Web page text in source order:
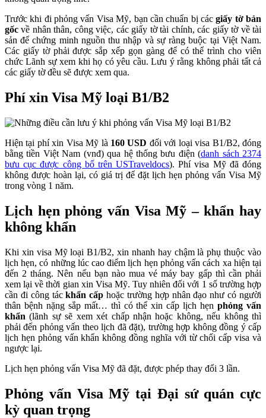
Trước khi đi phỏng vấn Visa Mỹ, bạn cần chuẩn bị cácgiấy tờ bản
gốc về nhân thân, công việc, các giấy tờ tài chính, các giấy tờ về tài
sản để chứng minh nguồn thu nhập và sự ràng buộc tại Việt Nam.
Các giấy tờ phải được sắp xếp gọn gàng để có thể trình cho viên
chức Lãnh sự xem khi họ có yêu cầu. Lưu ý rằng không phải tất cả
các giấy tờ đều sẽ được xem qua.
Phí xin Visa Mỹ loại B1/B2
Hiện tại phí xin Visa Mỹ là 160 USD đối với loại visa B1/B2, đóng
bằng tiền Việt Nam (vnđ) qua hệ thống bưu điện (danh sách 2374
bưu cục được công bố trên USTraveldocs). Phí visa Mỹ đã đóng
không được hoàn lại, có giá trị để đặt lịch hẹn phỏng vấn Visa Mỹ
trong vòng 1 năm.
Lịch hẹn phỏng vấn Visa Mỹ – khẩn hay
không khẩn
Khi xin visa Mỹ loại B1/B2, xin nhanh hay chậm là phụ thuộc vào
lịch hẹn, có những lúc cao điểm lịch hẹn phỏng vấn cách xa hiện tại
đến 2 tháng. Nên nếu bạn nào mua vé máy bay gấp thì cần phải
xem lại về thời gian xin Visa Mỹ. Tuy nhiên đối với 1 số trường hợp
cần đi công táckhẩn cấp hoặc trường hợp nhân đạo như có người
thân bệnh nặng sắp mất… thì có thể xin cấp lịch hẹnphỏng vấn
khẩn (lãnh sự sẽ xem xét chấp nhận hoặc không, nếu không thì
phải đến phỏng vấn theo lịch đã đặt), trường hợp không đồng ý cấp
lịch hẹn phỏng vấn khẩn không đồng nghĩa với từ chối cấp visa và
ngược lại.
Lịch hẹn phỏng vấn Visa Mỹ đã đặt, được phép thay đổi 3 lần.
Phỏng vấn Visa Mỹ tại Đại sứ quán cực
kỳ quan trọng